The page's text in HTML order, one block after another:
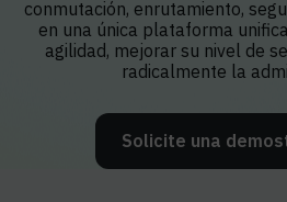
conmutación, enrutamiento,
en una única plataforma
agilidad, mejorar su nivel de
radicalmente la
Solicite una